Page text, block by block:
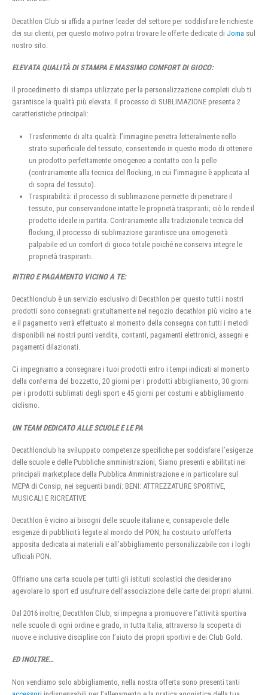
Decathlon Club si affida a partner leader del settore per soddisfare le richieste
dei sui clienti, per questo motivo potrai trovare le offerte dedicate di Joma sul
nostro sito.
ELEVATA QUALITÀ DI STAMPA E MASSIMO COMFORT DI GIOCO:
Il procedimento di stampa utilizzato per la personalizzazione completi club ti
garantisce la qualità più elevata. Il processo di SUBLIMAZIONE presenta 2
caratteristiche principali:
Trasferimento di alta qualità: l’immagine penetra letteralmente nello
strato superficiale del tessuto, consentendo in questo modo di ottenere
un prodotto perfettamente omogeneo a contatto con la pelle
(contrariamente alla tecnica del flocking, in cui l’immagine è applicata al
di sopra del tessuto).
Traspirabilità: il processo di sublimazione permette di penetrare il
tessuto, pur conservandone intatte le proprietà traspiranti; ciò lo rende il
prodotto ideale in partita. Contrariamente alla tradizionale tecnica del
flocking, il processo di sublimazione garantisce una omogeneità
palpabile ed un comfort di gioco totale poiché ne conserva integre le
proprietà traspiranti.
RITIRO E PAGAMENTO VICINO A TE:
Decathlonclub è un servizio esclusivo di Decathlon per questo tutti i nostri
prodotti sono consegnati gratuitamente nel negozio decathlon più vicino a te
e il pagamento verrà effettuato al momento della consegna con tutti i metodi
disponibili nei nostri punti vendita, contanti, pagamenti elettronici, assegni e
pagamenti dilazionati.
Ci impegniamo a consegnare i tuoi prodotti entro i tempi indicati al momento
della conferma del bozzetto, 20 giorni per i prodotti abbigliamento, 30 giorni
per i prodotti sublimati degli sport e 45 giorni per costumi e abbigliamento
ciclismo.
UN TEAM DEDICATO ALLE SCUOLE E LE PA
Decathlonclub ha sviluppato competenze specifiche per soddisfare l’esigenze
delle scuole e delle Pubbliche amministrazioni, Siamo presenti e abilitati nei
principali marketplace della Pubblica Amministrazione e in particolare sul
MEPA di Consip, nei seguenti bandi: BENI: ATTREZZATURE SPORTIVE,
MUSICALI E RICREATIVE
Decathlon è vicino ai bisogni delle scuole italiane e, consapevole delle
esigenze di pubblicità legate al mondo del PON, ha costruito un’offerta
apposita dedicata ai materiali e all’abbigliamento personalizzabile con i loghi
ufficiali PON.
Offriamo una carta scuola per tutti gli istituti scolastici che desiderano
agevolare lo sport ed usufruire dell’associazione delle carte dei propri alunni.
Dal 2016 inoltre, Decathlon Club, si impegna a promuovere l’attività sportiva
nelle scuole di ogni ordine e grado, in tutta Italia, attraverso la scoperta di
nuove e inclusive discipline con l’aiuto dei propri sportivi e dei Club Gold.
ED INOLTRE…
Non vendiamo solo abbigliamento, nella nostra offerta sono presenti tanti